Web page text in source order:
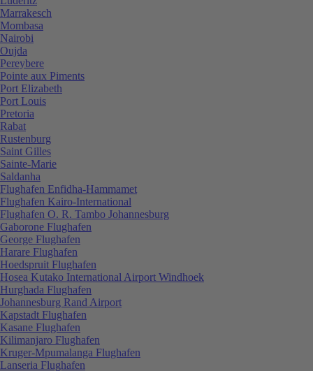
Marrakesch
Mombasa
Nairobi
Oujda
Pereybere
Pointe aux Piments
Port Elizabeth
Port Louis
Pretoria
Rabat
Rustenburg
Saint Gilles
Sainte-Marie
Saldanha
Flughafen Enfidha-Hammamet
Flughafen Kairo-International
Flughafen O. R. Tambo Johannesburg
Gaborone Flughafen
George Flughafen
Harare Flughafen
Hoedspruit Flughafen
Hosea Kutako International Airport Windhoek
Hurghada Flughafen
Johannesburg Rand Airport
Kapstadt Flughafen
Kasane Flughafen
Kilimanjaro Flughafen
Kruger-Mpumalanga Flughafen
Lanseria Flughafen